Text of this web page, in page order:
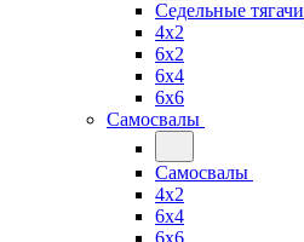
Седельные тягачи
4x2
6x2
6x4
6x6
Самосвалы
Самосвалы
4x2
6x4
6x6